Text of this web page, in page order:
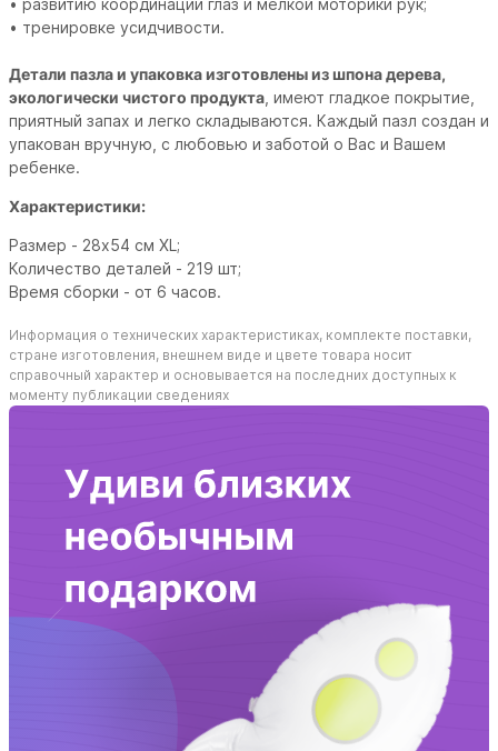
• развитию координации глаз и мелкой моторики рук;
• тренировке усидчивости.
Детали пазла и упаковка изготовлены из шпона дерева,
экологически чистого продукта , имеют гладкое покрытие,
приятный запах и легко складываются. Каждый пазл создан и
упакован вручную, с любовью и заботой о Вас и Вашем
ребенке.
Характеристики:
Размер - 28х54 см XL ;
Количество деталей - 219 шт;
Время сборки - от 6 часов.
Информация о технических характеристиках, комплекте поставки,
стране изготовления, внешнем виде и цвете товара носит
справочный характер и основывается на последних доступных к
моменту публикации сведениях